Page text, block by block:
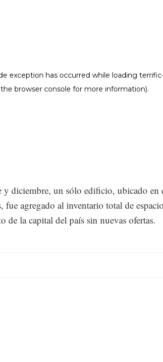
y diciembre, un sólo edificio, ubicado en
fue agregado al inventario total de
de la capital del país sin nuevas ofertas.